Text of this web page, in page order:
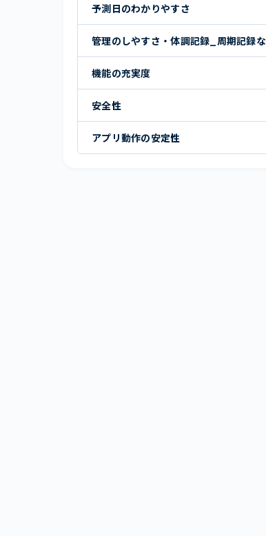
予測日のわかりやすさ
管理のしやすさ・体調記録_周期記録な
機能の充実度
安全性
アプリ動作の安定性